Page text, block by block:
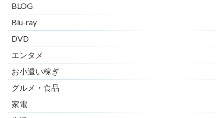
BLOG
Blu-ray
DVD
エンタメ
お小遣い稼ぎ
グルメ・食品
家電